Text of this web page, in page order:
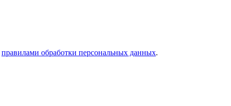
правилами обработки персональных данных.